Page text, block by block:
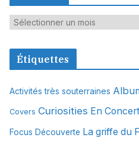
A
c
v
e
Étiquettes
Activités très souterraines
Covers Curiosities En
Focus Découverte La griffe du